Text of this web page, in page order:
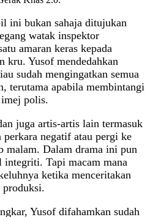
ini bukan sahaja ditujukan
watak inspektor
amaran keras kepada
kru. Yusof mendedahkan
sudah mengingatkan semua
terutama apabila membintangi
imej polis.
juga artis-artis lain termasuk
negatif atau pergi ke
malam. Dalam drama ini pun
integriti. Tapi macam mana
ketika menceritakan
produksi.
Yusof difahamkan sudah